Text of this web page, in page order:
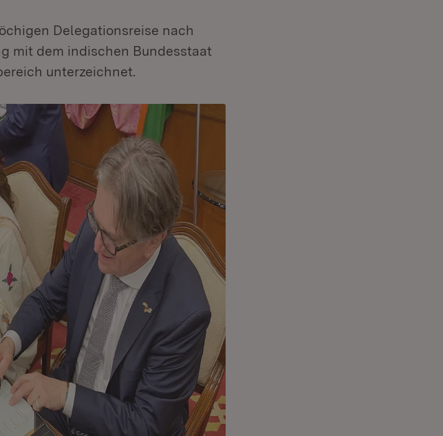
Delegationsreise nach
mit dem indischen Bundesstaat
unterzeichnet.